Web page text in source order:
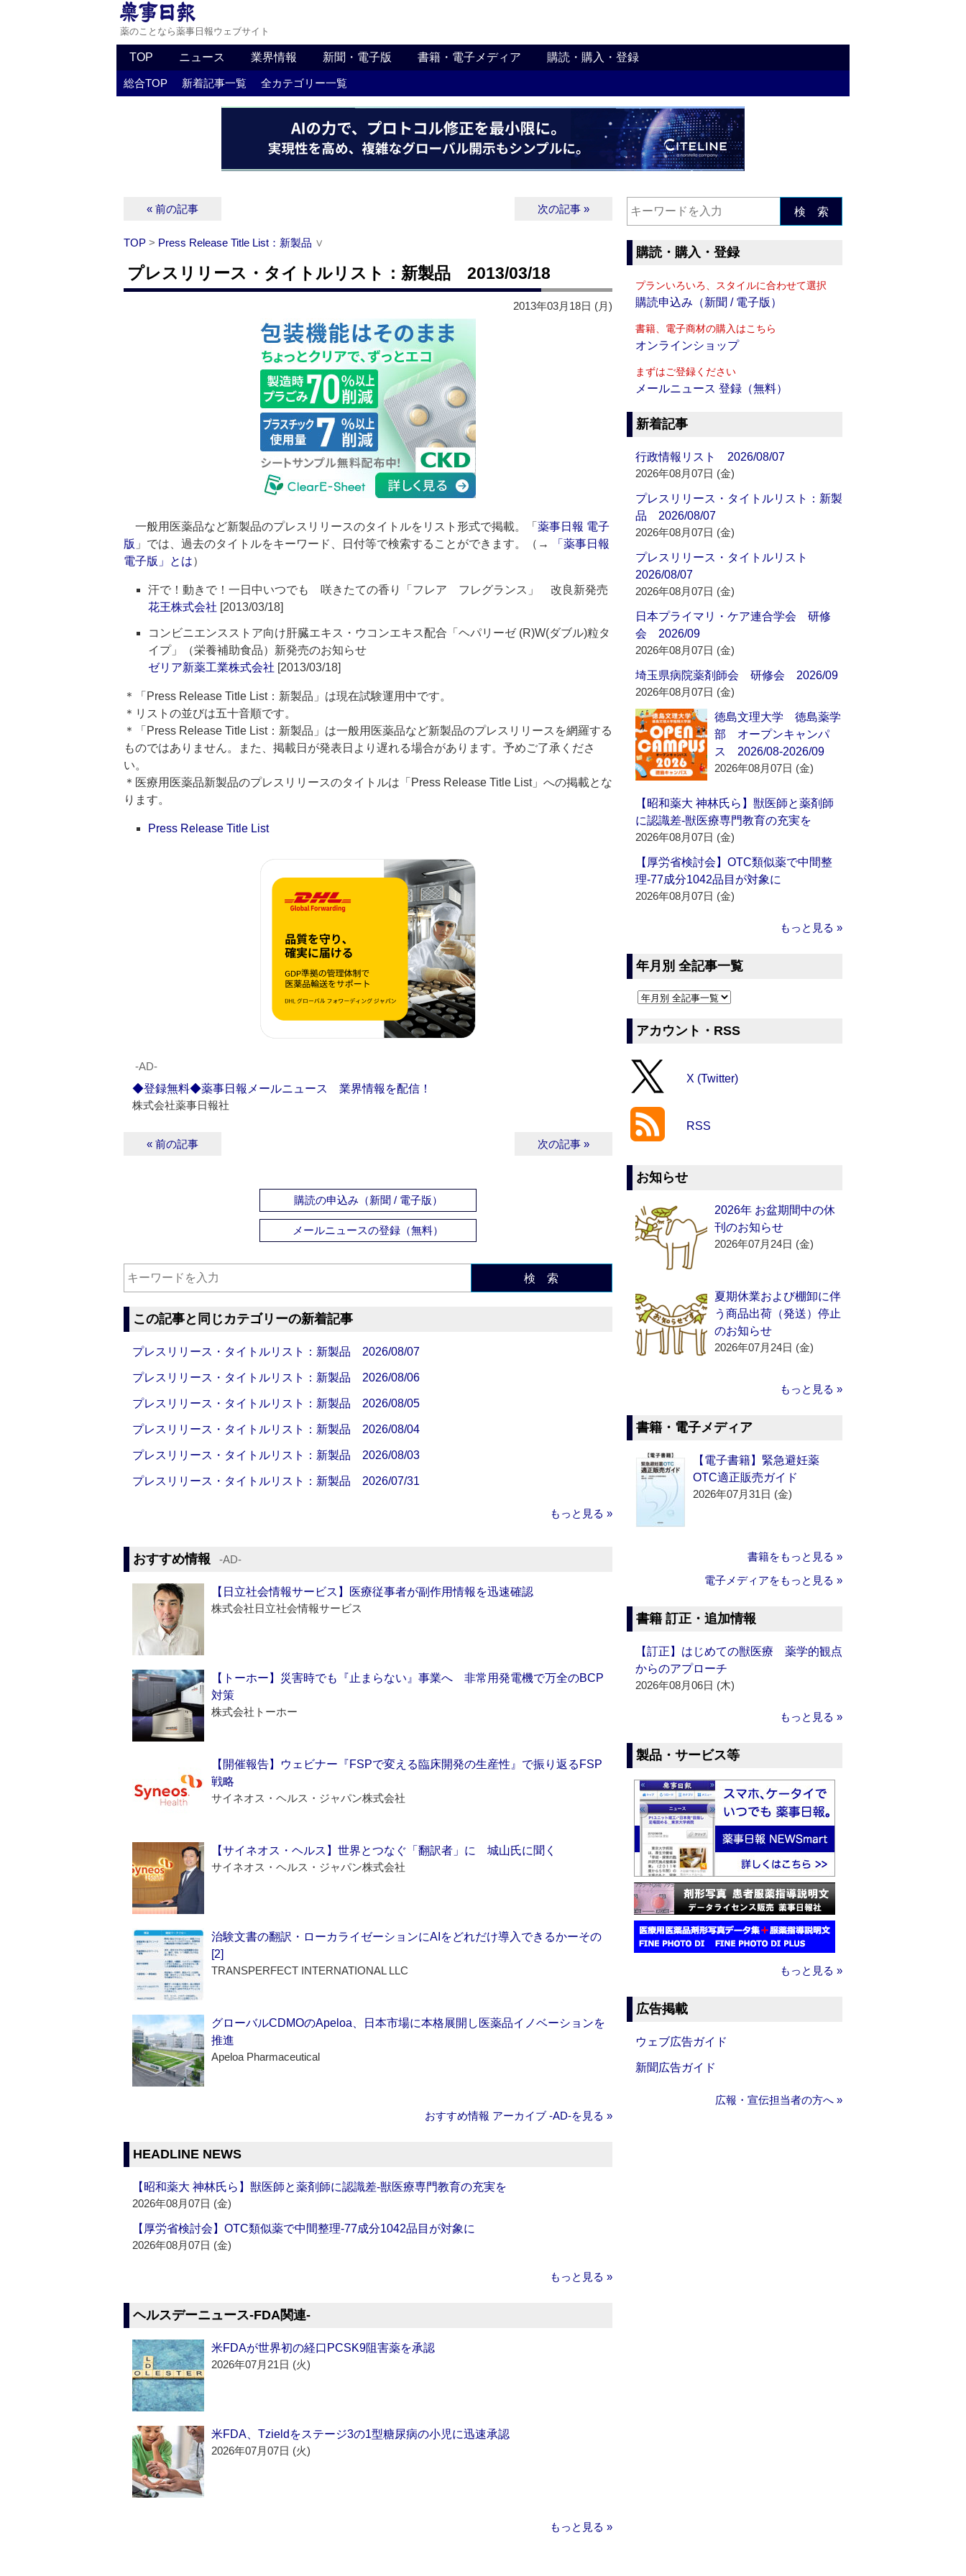
薬のことなら薬事日報ウェブサイト
TOP ニュース 業界情報 新聞・電子版 書籍・電子メディア 購読・購入・登録
総合TOP 新着記事一覧 全カテゴリー一覧
« 前の記事 次の記事 »
TOP > Press Release Title List：新製品 ∨
プレスリリース・タイトルリスト：新製品 2013/03/18
2013年03月18日 (月)
一般用医薬品など新製品のプレスリリースのタイトルをリスト形式で掲載。「 薬事日報 電子
版 」では、過去のタイトルをキーワード、日付等で検索することができます。（→
「薬事日報
電子版」とは）
汗で！動きで！一日中いつでも 咲きたての香り「フレア フレグランス」 改良新発売
花王株式会社 [2013/03/18]
コンビニエンスストア向け肝臓エキス・ウコンエキス配合「ヘパリーゼ (R)W(ダブル)粒タ
イプ」（栄養補助食品）新発売のお知らせ
ゼリア新薬工業株式会社 [2013/03/18]
＊「Press Release Title List：新製品」は現在試験運用中です。
＊リストの並びは五十音順です。
＊「Press Release Title List：新製品」は一般用医薬品など新製品のプレスリリースを網羅する
ものではありません。また、掲載日が発表日より遅れる場合があります。予めご了承くださ
い。
＊医療用医薬品新製品のプレスリリースのタイトルは「Press Release Title List」への掲載とな
ります。
Press Release Title List
‐AD‐
◆登録無料◆薬事日報メールニュース 業界情報を配信！
株式会社薬事日報社
« 前の記事 次の記事 »
購読の申込み（新聞 / 電子版）
メールニュースの登録（無料）
検 索
この記事と同じカテゴリーの新着記事
プレスリリース・タイトルリスト：新製品 2026/08/07
プレスリリース・タイトルリスト：新製品 2026/08/06
プレスリリース・タイトルリスト：新製品 2026/08/05
プレスリリース・タイトルリスト：新製品 2026/08/04
プレスリリース・タイトルリスト：新製品 2026/08/03
プレスリリース・タイトルリスト：新製品 2026/07/31
もっと見る »
おすすめ情報 ‐AD‐
【日立社会情報サービス】医療従事者が副作用情報を迅速確認
株式会社日立社会情報サービス
【トーホー】災害時でも『止まらない』事業へ 非常用発電機で万全のBCP
対策
株式会社トーホー
【開催報告】ウェビナー『FSPで変える臨床開発の生産性』で振り返るFSP
戦略
サイネオス・ヘルス・ジャパン株式会社
【サイネオス・ヘルス】世界とつなぐ「翻訳者」に 城山氏に聞く
サイネオス・ヘルス・ジャパン株式会社
治験文書の翻訳・ローカライゼーションにAIをどれだけ導入できるかーその
[2]
TRANSPERFECT INTERNATIONAL LLC
グローバルCDMOのApeloa、日本市場に本格展開し医薬品イノベーションを
推進
Apeloa Pharmaceutical
おすすめ情報 アーカイブ ‐AD‐を見る »
HEADLINE NEWS
【昭和薬大 神林氏ら】獣医師と薬剤師に認識差‐獣医療専門教育の充実を
2026年08月07日 (金)
【厚労省検討会】OTC類似薬で中間整理‐77成分1042品目が対象に
2026年08月07日 (金)
もっと見る »
ヘルスデーニュース‐FDA関連‐
米FDAが世界初の経口PCSK9阻害薬を承認
2026年07月21日 (火)
米FDA、Tzieldをステージ3の1型糖尿病の小児に迅速承認
2026年07月07日 (火)
もっと見る »
検 索
購読・購入・登録
プランいろいろ、スタイルに合わせて選択
購読申込み（新聞 / 電子版）
書籍、電子商材の購入はこちら
オンラインショップ
まずはご登録ください
メールニュース 登録（無料）
新着記事
行政情報リスト 2026/08/07
2026年08月07日 (金)
プレスリリース・タイトルリスト：新製
品 2026/08/07
2026年08月07日 (金)
プレスリリース・タイトルリスト
2026/08/07
2026年08月07日 (金)
日本プライマリ・ケア連合学会 研修
会 2026/09
2026年08月07日 (金)
埼玉県病院薬剤師会 研修会 2026/09
2026年08月07日 (金)
徳島文理大学 徳島薬学
部 オープンキャンパ
ス 2026/08-2026/09
2026年08月07日 (金)
【昭和薬大 神林氏ら】獣医師と薬剤師
に認識差‐獣医療専門教育の充実を
2026年08月07日 (金)
【厚労省検討会】OTC類似薬で中間整
理‐77成分1042品目が対象に
2026年08月07日 (金)
もっと見る »
年月別 全記事一覧
アカウント・RSS
X (Twitter)
RSS
お知らせ
2026年 お盆期間中の休
刊のお知らせ
2026年07月24日 (金)
夏期休業および棚卸に伴
う商品出荷（発送）停止
のお知らせ
2026年07月24日 (金)
もっと見る »
書籍・電子メディア
【電子書籍】緊急避妊薬
OTC適正販売ガイド
2026年07月31日 (金)
書籍をもっと見る »
電子メディアをもっと見る »
書籍 訂正・追加情報
【訂正】はじめての獣医療 薬学的観点
からのアプローチ
2026年08月06日 (木)
もっと見る »
製品・サービス等
もっと見る »
広告掲載
ウェブ広告ガイド
新聞広告ガイド
広報・宣伝担当者の方へ »